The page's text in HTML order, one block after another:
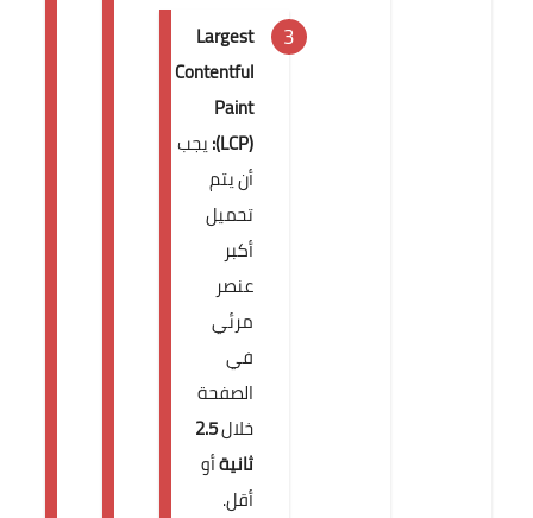
Largest
Contentful
Paint
(LCP): يجب
أن يتم
تحميل
أكبر
عنصر
مرئي
في
الصفحة
خلال2.5
ثانيةأو
أقل.